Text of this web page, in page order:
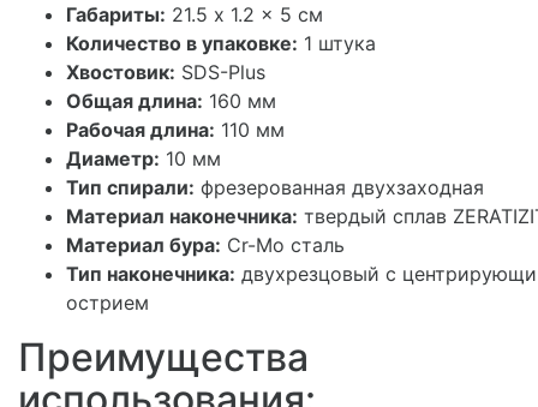
Габариты: 21.5 x 1.2 x 5 см
Количество в упаковке: 1 штука
Хвостовик: SDS-Plus
Общая длина: 160 мм
Рабочая длина: 110 мм
Диаметр: 10 мм
Тип спирали: фрезерованная двухзаходная
Материал наконечника: твердый сплав
Материал бура: Cr-Mo сталь
Тип наконечника: двухрезцовый с
острием
Преимущества